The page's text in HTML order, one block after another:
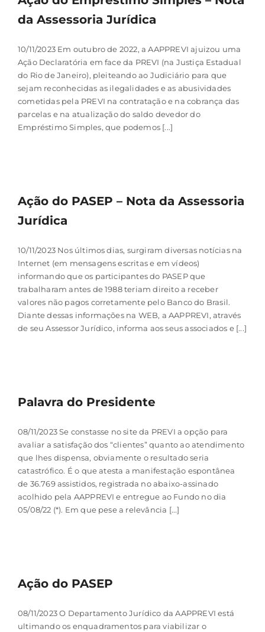
da Assessoria Jurídica
10/11/2023 Em outubro de 2022, a AAPPREVI ajuizou uma
Ação Declaratória em face da PREVI (na Justiça Estadual
do Rio de Janeiro), pleiteando ao Judiciário para que
sejam reconhecidas as ilegalidades e as abusividades
cometidas pela PREVI na contratação e na cobrança das
parcelas e na atualização do saldo devedor do
Empréstimo Simples, que podemos [...]
Ação do PASEP – Nota da Assessoria
Jurídica
10/11/2023 Nos últimos dias, surgiram diversas notícias na
Internet (em mensagens escritas e em vídeos)
informando que os participantes do PASEP que
trabalharam antes de 1988 teriam direito a receber
valores não pagos corretamente pelo Banco do Brasil.
Diante dessas informações na WEB, a AAPPREVI, através
de seu Assessor Jurídico, informa aos seus associados e [...]
Palavra do Presidente
08/11/2023 Se constasse no site da PREVI a opção para
avaliar a satisfação dos “clientes” quanto ao atendimento
que lhes dispensa, obviamente o resultado seria
catastrófico. É o que atesta a manifestação espontânea
de 36.769 assistidos, registrada no abaixo-assinado
acolhido pela AAPPREVI e entregue ao Fundo no dia
05/08/22 (*). Em que pese a relevância [...]
Ação do PASEP
08/11/2023 O Departamento Jurídico da AAPPREVI está
ultimando os enquadramentos para viabilizar o